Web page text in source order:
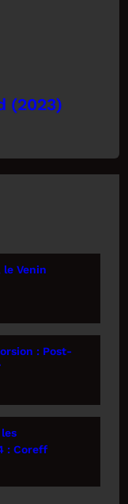
(2023)
le Venin
: Post-
: Coreff